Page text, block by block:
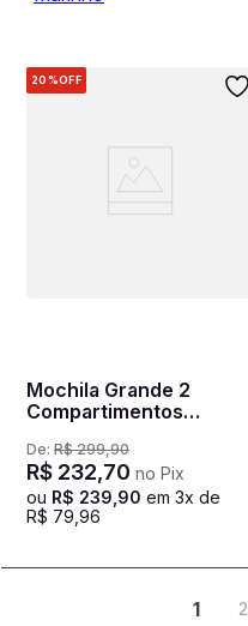
20%OFF
Mochila Grande 2
Compartimentos
Next - Azul
De: R$ 299,90
R$ 232,70 no Pix
ou R$ 239 90 em 3x de
R$ 79 96
1 2